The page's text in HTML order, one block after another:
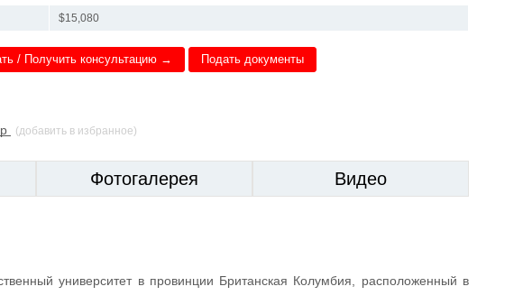
$15,080
/ Получить консультацию → Подать документы
(добавить в избранное)
Фотогалерея Видео
университет в провинции Британская Колумбия, расположенный в